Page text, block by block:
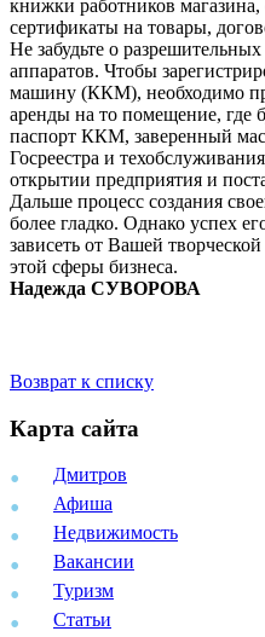
книжки работников
сертификаты на товары,
Не забудьте о
аппаратов. Чтобы
машину (ККМ), необходимо
аренды на то помещение, где
паспорт ККМ, заверенный
Госреестра и
открытии предприятия и
Дальше процесс создания
более гладко. Однако успех
зависеть от Вашей
этой сферы бизнеса.
Надежда СУВОРОВА
Возврат к списку
Карта сайта
Дмитров
Афиша
Недвижимость
Вакансии
Туризм
Статьи